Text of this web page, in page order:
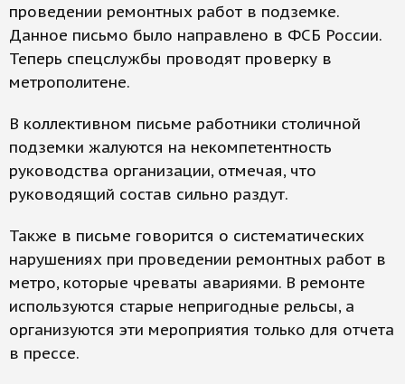
проведении ремонтных работ в подземке.
Данное письмо было направлено в ФСБ России.
Теперь спецслужбы проводят проверку в
метрополитене.
В коллективном письме работники столичной
подземки жалуются на некомпетентность
руководства организации, отмечая, что
руководящий состав сильно раздут.
Также в письме говорится о систематических
нарушениях при проведении ремонтных работ в
метро, которые чреваты авариями. В ремонте
используются старые непригодные рельсы, а
организуются эти мероприятия только для отчета
в прессе.